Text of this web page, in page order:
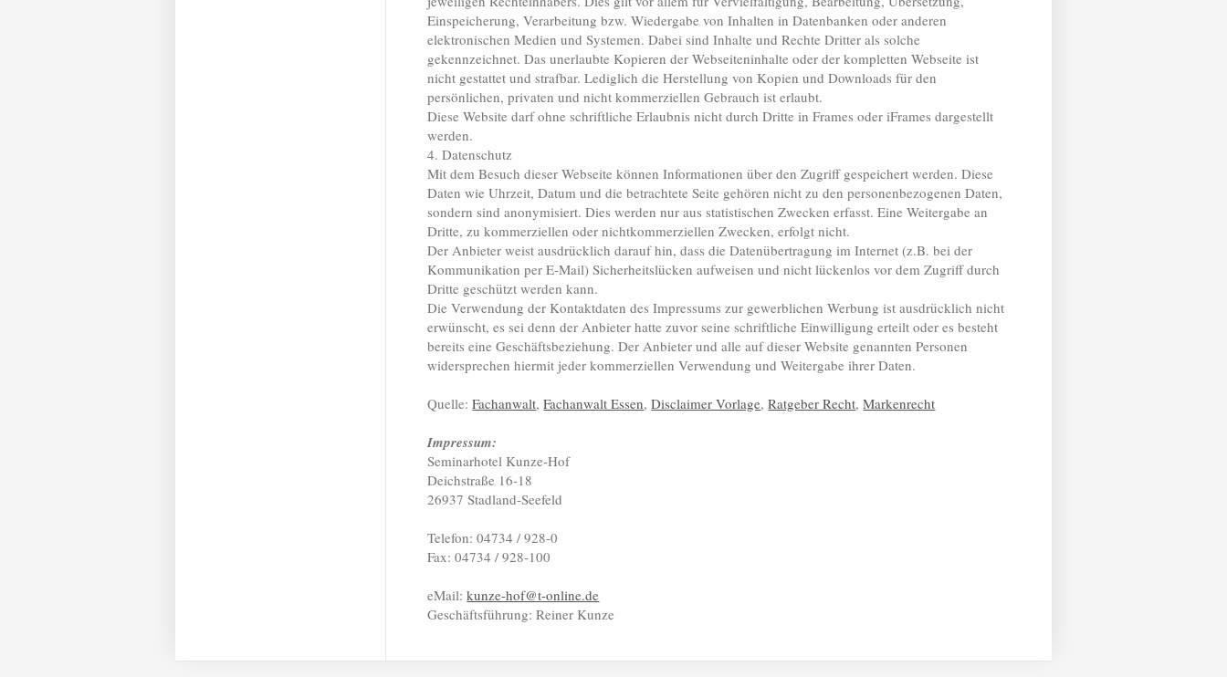
Einspeicherung, Verarbeitung bzw. Wiedergabe von Inhalten in Datenbanken oder anderen
elektronischen Medien und Systemen. Dabei sind Inhalte und Rechte Dritter als solche
gekennzeichnet. Das unerlaubte Kopieren der Webseiteninhalte oder der kompletten Webseite ist
nicht gestattet und strafbar. Lediglich die Herstellung von Kopien und Downloads für den
persönlichen, privaten und nicht kommerziellen Gebrauch ist erlaubt.
Diese Website darf ohne schriftliche Erlaubnis nicht durch Dritte in Frames oder iFrames dargestellt
werden.
4. Datenschutz
Mit dem Besuch dieser Webseite können Informationen über den Zugriff gespeichert werden. Diese
Daten wie Uhrzeit, Datum und die betrachtete Seite gehören nicht zu den personenbezogenen Daten,
sondern sind anonymisiert. Dies werden nur aus statistischen Zwecken erfasst. Eine Weitergabe an
Dritte, zu kommerziellen oder nichtkommerziellen Zwecken, erfolgt nicht.
Der Anbieter weist ausdrücklich darauf hin, dass die Datenübertragung im Internet (z.B. bei der
Kommunikation per E-Mail) Sicherheitslücken aufweisen und nicht lückenlos vor dem Zugriff durch
Dritte geschützt werden kann.
Die Verwendung der Kontaktdaten des Impressums zur gewerblichen Werbung ist ausdrücklich nicht
erwünscht, es sei denn der Anbieter hatte zuvor seine schriftliche Einwilligung erteilt oder es besteht
bereits eine Geschäftsbeziehung. Der Anbieter und alle auf dieser Website genannten Personen
widersprechen hiermit jeder kommerziellen Verwendung und Weitergabe ihrer Daten.
Quelle:Fachanwalt,Fachanwalt Essen,Disclaimer Vorlage,Ratgeber Recht,Markenrecht
Impressum:
Seminarhotel Kunze-Hof
Deichstraße 16-18
26937 Stadland-Seefeld
Telefon: 04734 / 928-0
Fax: 04734 / 928-100
eMail:kunze-hof@t-online.de
Geschäftsführung: Reiner Kunze